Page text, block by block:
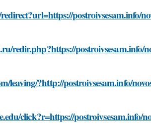
postroivsesam.info/
redir.php?https://postroivsesam.info/
leaving/?http://postroivsesam.info/
click?r=https://